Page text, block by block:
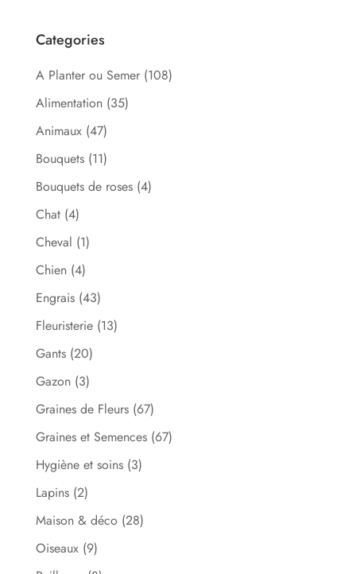
Categories
A Planter ou Semer (108)
Alimentation (35)
Animaux (47)
Bouquets (11)
Bouquets de roses (4)
Chat (4)
Cheval (1)
Chien (4)
Engrais (43)
Fleuristerie (13)
Gants (20)
Gazon (3)
Graines de Fleurs (67)
Graines et Semences (67)
Hygiène et soins (3)
Lapins (2)
Maison & déco (28)
Oiseaux (9)